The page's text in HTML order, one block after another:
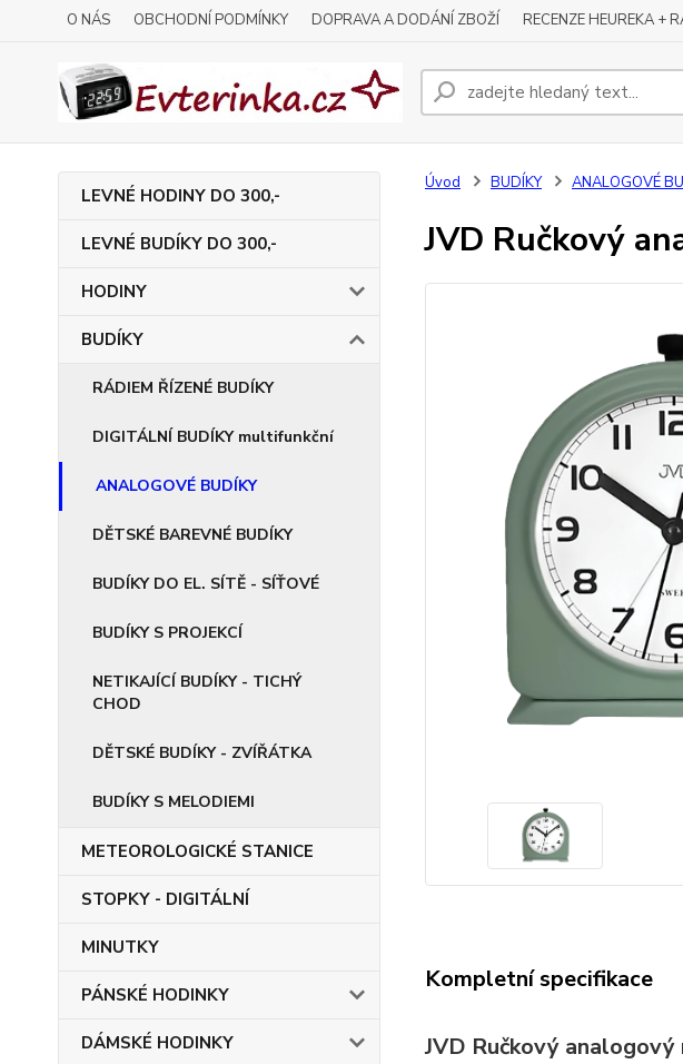
O NÁS OBCHODNÍ PODMÍNKY DOPRAVA A DODÁNÍ ZBOŽÍ RECENZE HEUREKA +
LEVNÉ HODINY DO 300,-
LEVNÉ BUDÍKY DO 300,-
HODINY
BUDÍKY
RÁDIEM ŘÍZENÉ BUDÍKY
DIGITÁLNÍ BUDÍKY multifunkční
ANALOGOVÉ BUDÍKY
DĚTSKÉ BAREVNÉ BUDÍKY
BUDÍKY DO EL. SÍTĚ - SÍŤOVÉ
BUDÍKY S PROJEKCÍ
NETIKAJÍCÍ BUDÍKY - TICHÝ
CHOD
DĚTSKÉ BUDÍKY - ZVÍŘÁTKA
BUDÍKY S MELODIEMI
METEOROLOGICKÉ STANICE
STOPKY - DIGITÁLNÍ
MINUTKY
PÁNSKÉ HODINKY
DÁMSKÉ HODINKY
Úvod BUDÍKY ANALOGOVÉ
JVD Ručkový
Kompletní specifikace
JVD Ručkový